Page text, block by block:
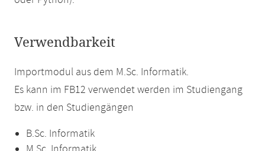
Verwendbarkeit
Importmodul aus dem M.Sc. Informatik.
Es kann im FB12 verwendet werden im Studiengang
bzw. in den Studiengängen
B.Sc. Informatik